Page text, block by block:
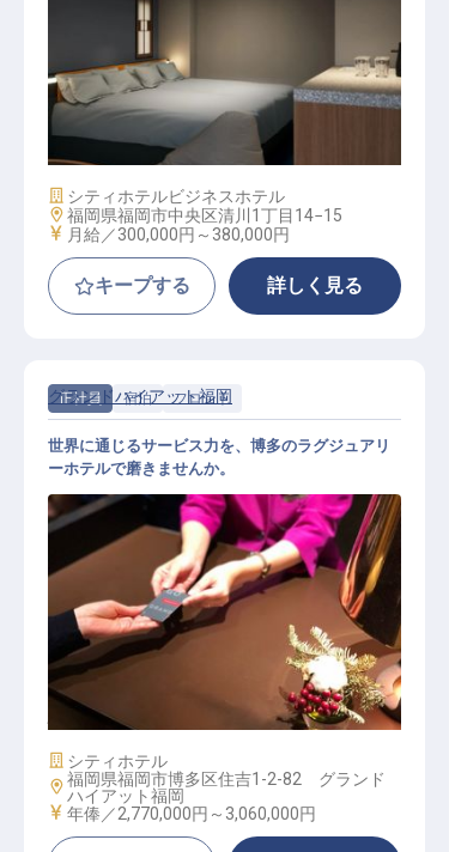
予約事務｜月給30万円〜／福岡の街
の中心部／月9日休み
施設業態
シティホテルビジネスホテル
勤務地
福岡県福岡市中央区清川1丁目14−15
給与
月給／300,000円～ 380,000円
キープする 詳しく見る
正社員 宿泊 フロント
フロントサービス｜年俸277万円～
／世界基準のラグジュアリーホテル
「グランドハイアット福岡」／未経
験歓迎・英会話を活かせる
グランドハイアット福岡
世界に通じるサービス力を、博多のラグジュアリ
ーホテルで磨きませんか。
施設業態
シティホテル
勤務地
福岡県福岡市博多区住吉1-2-82 グランド
ハイアット福岡
給与
年俸／2,770,000円～ 3,060,000円